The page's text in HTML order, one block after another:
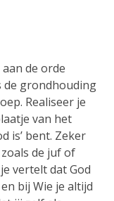
de orde
de grondhouding
Realiseer je
van het
is’ bent. Zeker
de juf of
vertelt dat God
bij Wie je altijd